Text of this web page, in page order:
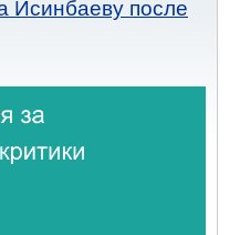
Исинбаеву после